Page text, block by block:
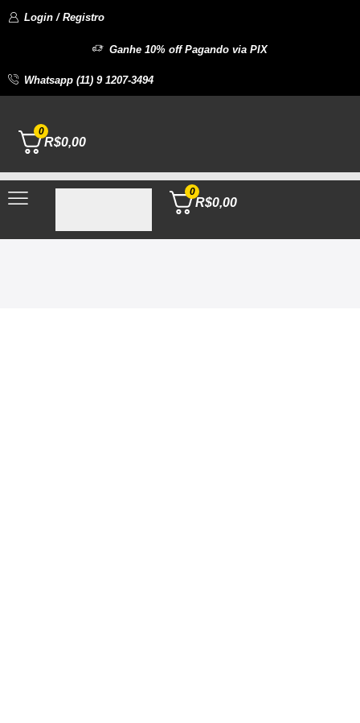
Login / Registro
Ganhe 10% off Pagando via PIX
Whatsapp (11) 9 1207-3494
0
R$0,00
0
R$0,00